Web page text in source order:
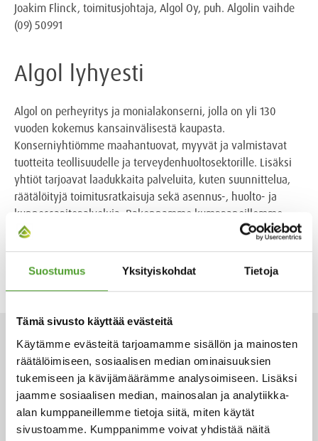
Suostumus Yksityiskohdat Tietoja
Tämä sivusto käyttää evästeitä
Käytämme evästeitä tarjoamamme sisällön ja mainosten
räätälöimiseen, sosiaalisen median ominaisuuksien
tukemiseen ja kävijämäärämme analysoimiseen. Lisäksi
jaamme sosiaalisen median, mainosalan ja analytiikka-
alan kumppaneillemme tietoja siitä, miten käytät
sivustoamme. Kumppanimme voivat yhdistää näitä
Joakim Flinck, toimitusjohtaja, Algol Oy, puh. Algolin vaihde
(09) 50991
Algol lyhyesti
Algol on perheyritys ja monialakonserni, jolla on yli 130
vuoden kokemus kansainvälisestä kaupasta.
Konserniyhtiömme maahantuovat, myyvät ja valmistavat
tuotteita teollisuudelle ja terveyden­huoltosektorille. Lisäksi
yhtiöt tarjoavat laadukkaita palveluita, kuten suunnittelua,
räätälöityjä toimitusratkaisuja sekä asennus-, huolto- ja
kunnossapito­palveluja. Rakennamme kumppaneillemme
menestystä ja vastuullista tulevaisuutta. Algol työllistää yli
500 ammattitaitoista työntekijää yhdeksässä eri maassa.
AJANKOHTAISET
2.7.2026